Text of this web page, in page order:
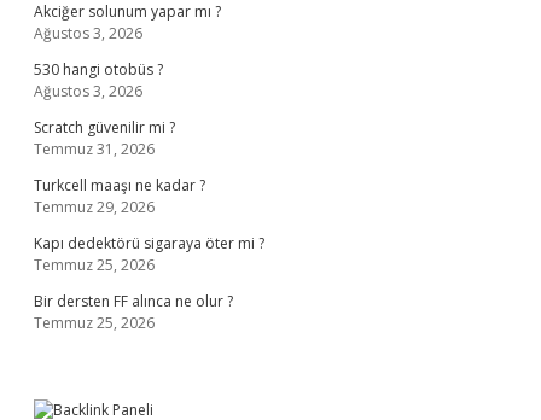
Akciğer solunum yapar mı ?
Ağustos 3, 2026
530 hangi otobüs ?
Ağustos 3, 2026
Scratch güvenilir mi ?
Temmuz 31, 2026
Turkcell maaşı ne kadar ?
Temmuz 29, 2026
Kapı dedektörü sigaraya öter mi ?
Temmuz 25, 2026
Bir dersten FF alınca ne olur ?
Temmuz 25, 2026